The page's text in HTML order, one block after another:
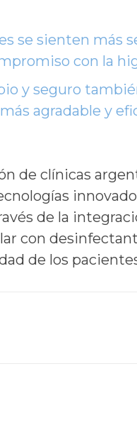
se sienten más
con la
y seguro
agradable y
de clínicas
de la
con
de los